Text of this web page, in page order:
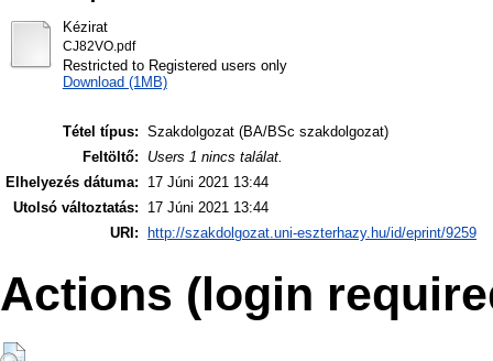
Kézirat
CJ82VO.pdf
Restricted to Registered users only
Download (1MB)
Tétel típus: Szakdolgozat (BA/BSc szakdolgozat)
Feltöltő:
Users 1 nincs találat.
Elhelyezés dátuma:
17 Júni 2021 13:44
Utolsó változtatás:
17 Júni 2021 13:44
URI:
http://szakdolgozat.uni-eszterhazy.hu/id/eprint/9259
Actions (login